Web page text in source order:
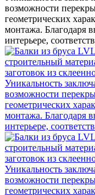
возможности
геометрических
монтажа. Благодаря
интерьере,